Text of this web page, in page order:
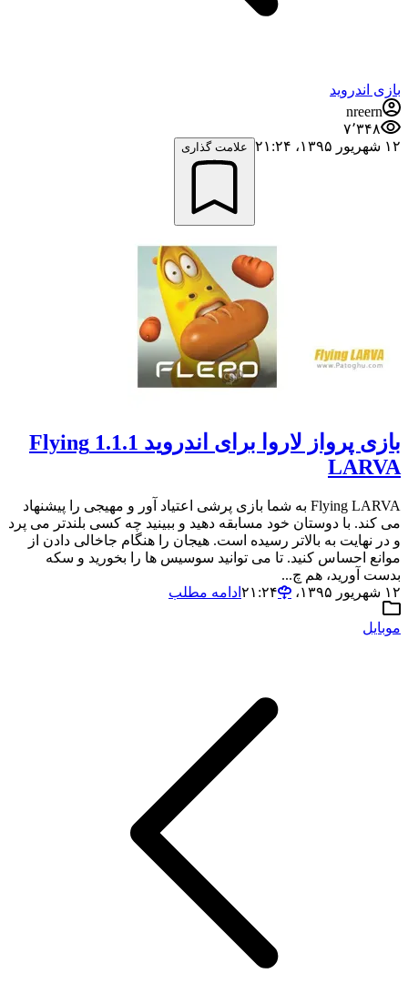
بازی اندروید
nreern
۷٬۳۴۸
۱۲ شهریور ۱۳۹۵،‏ ۲۱:۲۴
علامت گذاری
بازی پرواز لاروا برای اندروید 1.1.1 Flying
LARVA
Flying LARVA به شما بازی پرشی اعتیاد آور و مهیجی را پیشنهاد
می کند. با دوستان خود مسابقه دهید و ببینید چه کسی بلندتر می پرد
و در نهایت به بالاتر رسیده است. هیجان را هنگام جاخالی دادن از
موانع احساس کنید. تا می توانید سوسیس ها را بخورید و سکه
بدست آورید، هم چ...
۱۲ شهریور ۱۳۹۵،‏ ۲۱:۲۴
ادامه مطلب
موبایل